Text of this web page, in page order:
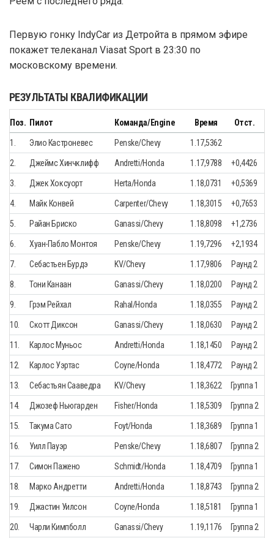
Первую гонку IndyCar из Детройта в прямом эфире
покажет телеканал Viasat Sport в 23:30 по
московскому времени.
РЕЗУЛЬТАТЫ КВАЛИФИКАЦИИ
Поз. Пилот Команда/Engine Время Отст.
1. Элио Кастроневеc Penske/Chevy 1.17,5362
2. Джеймс Хинчклифф Andretti/Honda 1.17,9788 +0,4426
3. Джек Хоксуорт Herta/Honda 1.18,0731 +0,5369
4. Майк Конвей Carpenter/Chevy 1.18,3015 +0,7653
5. Райан Бриско Ganassi/Chevy 1.18,8098 +1,2736
6. Хуан-Пабло Монтоя Penske/Chevy 1.19,7296 +2,1934
7. Себастьен Бурдэ KV/Chevy 1.17,9806 Раунд 2
8. Тони Канаан Ganassi/Chevy 1.18,0200 Раунд 2
9. Грэм Рейхал Rahal/Honda 1.18,0355 Раунд 2
10. Скотт Диксон Ganassi/Chevy 1.18,0630 Раунд 2
11. Карлос Муньос Andretti/Honda 1.18,1450 Раунд 2
12. Карлос Уэртас Coyne/Honda 1.18,4772 Раунд 2
13. Себастьян Сааведра KV/Chevy 1.18,3622 Группа 1
14. Джозеф Ньюгарден Fisher/Honda 1.18,5309 Группа 2
15. Такума Сато Foyt/Honda 1.18,3689 Группа 1
16. Уилл Пауэр Penske/Chevy 1.18,6807 Группа 2
17. Симон Пажено Schmidt/Honda 1.18,4709 Группа 1
18. Марко Андретти Andretti/Honda 1.18,8743 Группа 2
19. Джастин Уилсон Coyne/Honda 1.18,5181 Группа 1
20. Чарли Кимпболл Ganassi/Chevy 1.19,1176 Группа 2